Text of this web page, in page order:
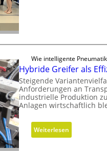
d
r
n
g
r
e
n
f
ü
r
a
c
Wie intelligente
Hybride Greifer als
Steigende
Anforderungen an
industrielle Produktion
Anlagen wirtschaftlich
Weiterlesen
H